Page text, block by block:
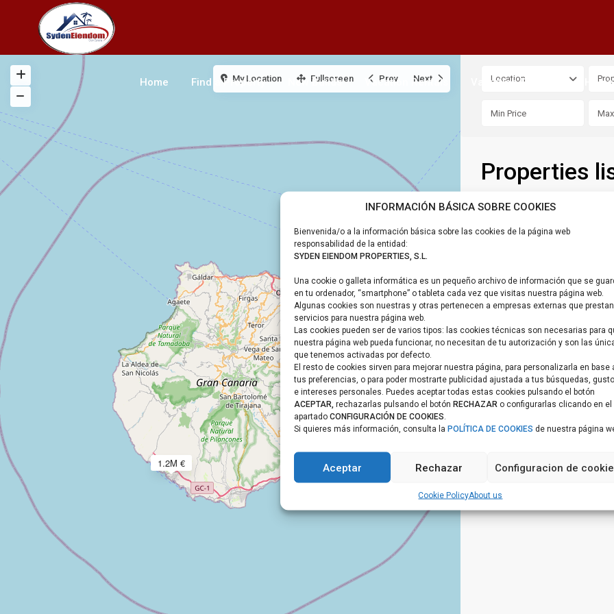
INFORMACIÓN BÁSICA SOBRE COOKIES
Bienvenida/o a la información básica sobre las cookies de la página web
responsabilidad de la entidad:
SYDEN EIENDOM PROPERTIES, S.L.
Una cookie o galleta informática es un pequeño archivo de información que se
en tu ordenador, “smartphone” o tableta cada vez que visitas nuestra página web.
Algunas cookies son nuestras y otras pertenecen a empresas externas que prestan
servicios para nuestra página web.
Las cookies pueden ser de varios tipos: las cookies técnicas son necesarias para
nuestra página web pueda funcionar, no necesitan de tu autorización y son las
que tenemos activadas por defecto.
El resto de cookies sirven para mejorar nuestra página, para personalizarla en base
tus preferencias, o para poder mostrarte publicidad ajustada a tus búsquedas,
e intereses personales. Puedes aceptar todas estas cookies pulsando el botón
ACEPTAR, rechazarlas pulsando el botón RECHAZAR o configurarlas clicando en el
apartado CONFIGURACIÓN DE COOKIES
Si quieres más información, consulta la POLÍTICA DE COOKIES de nuestra página
Aceptar Rechazar Configuracion de
Cookie PolicyAbout us
Home Find a Property New Builds Vacation Rentals Valuation Property
1.2M €
My Location Fullscreen Prev Next Location
Properties
Villa Anfi Tauro —
with Sea Views...
1.190.000 €
This stunning villa is located
sought-after Anfi Tauro
4 5 280 m